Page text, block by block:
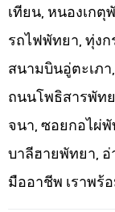
เทียน, หนองเกตุ
รถไฟพัทยา, ทุ่ง
สนามบินอู่ตะเภ
ถนนโพธิสารพัท
จนา, ซอยกอไผ่
บาลีฮายพัทยา,
มืออาชีพ เราพร้